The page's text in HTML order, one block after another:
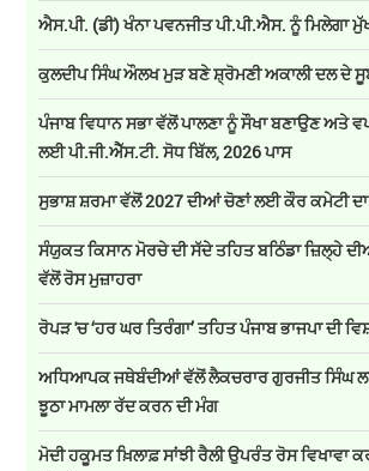
ਐਸ.ਪੀ. (ਡੀ) ਖੰਨਾ ਪਵਨਜੀਤ ਪੀ.ਪੀ.ਐਸ. ਨੂੰ ਮਿਲੇਗਾ
ਕੁਲਦੀਪ ਸਿੰਘ ਔਲਖ ਮੁੜ ਬਣੇ ਸ਼੍ਰੋਮਣੀ ਅਕਾਲੀ ਦਲ ਦੇ
ਪੰਜਾਬ ਵਿਧਾਨ ਸਭਾ ਵੱਲੋਂ ਪਾਲਣਾ ਨੂੰ ਸੌਖਾ ਬਣਾਉਣ ਅਤੇ
ਲਈ ਪੀ.ਜੀ.ਐੱਸ.ਟੀ. ਸੋਧ ਬਿੱਲ, 2026 ਪਾਸ
ਸੁਭਾਸ਼ ਸ਼ਰਮਾ ਵੱਲੋਂ 2027 ਦੀਆਂ ਚੋਣਾਂ ਲਈ ਕੌਰ ਕਮੇਟੀ
ਸੰਯੁਕਤ ਕਿਸਾਨ ਮੋਰਚੇ ਦੀ ਸੱਦੇ ਤਹਿਤ ਬਠਿੰਡਾ ਜ਼ਿਲ੍ਹੇ
ਵੱਲੋਂ ਰੋਸ ਮੁਜ਼ਾਹਰਾ
ਰੋਪੜ 'ਚ ‘ਹਰ ਘਰ ਤਿਰੰਗਾ’ ਤਹਿਤ ਪੰਜਾਬ ਭਾਜਪਾ ਦੀ
ਅਧਿਆਪਕ ਜਥੇਬੰਦੀਆਂ ਵੱਲੋਂ ਲੈਕਚਰਾਰ ਗੁਰਜੀਤ ਸਿੰਘ
ਝੂਠਾ ਮਾਮਲਾ ਰੱਦ ਕਰਨ ਦੀ ਮੰਗ
ਮੋਦੀ ਹਕੂਮਤ ਖ਼ਿਲਾਫ਼ ਸਾਂਝੀ ਰੈਲੀ ਉਪਰੰਤ ਰੋਸ ਵਿਖਾਵਾ